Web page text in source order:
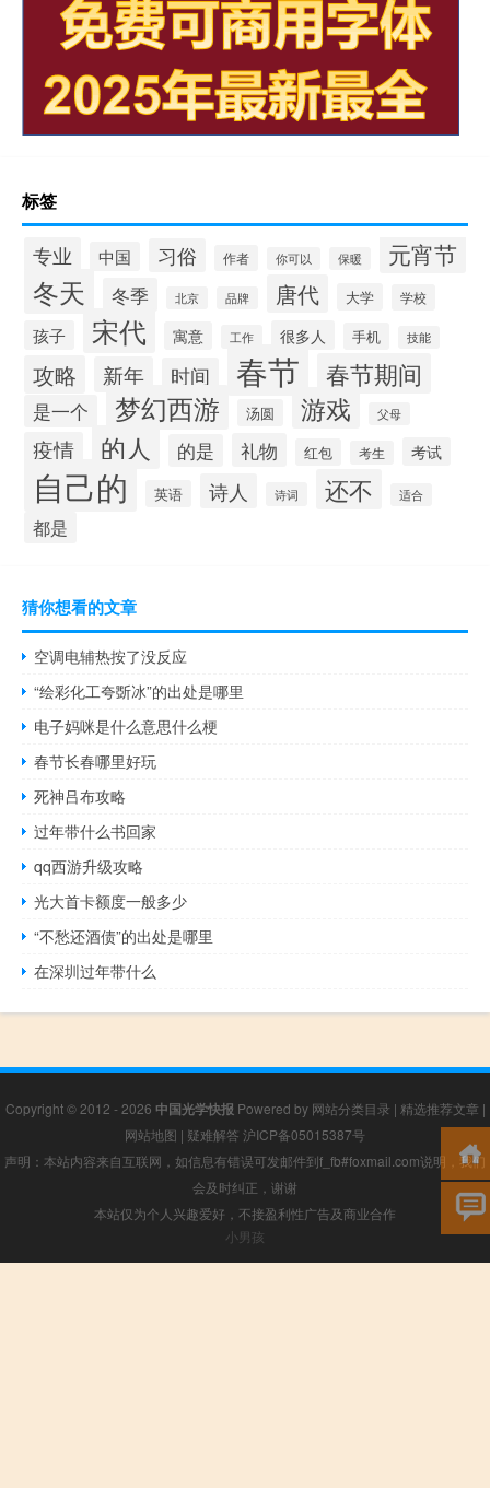
标签
专业 中国 习俗 作者 你可以 保暖 元宵节
冬天 冬季 北京 品牌 唐代 大学 学校
孩子 宋代 寓意 工作 很多人 手机 技能
攻略 新年 时间 春节 春节期间
是一个 梦幻西游 汤圆 游戏 父母
疫情 的人 的是 礼物 红包 考生 考试
自己的 英语 诗人 诗词 还不 适合
都是
猜你想看的文章
空调电辅热按了没反应
“绘彩化工夸斲冰”的出处是哪里
电子妈咪是什么意思什么梗
春节长春哪里好玩
死神吕布攻略
过年带什么书回家
qq西游升级攻略
光大首卡额度一般多少
“不愁还酒债”的出处是哪里
在深圳过年带什么
Copyright © 2012 - 2026 中国光学快报 Powered by 网站分类目录 | 精选推荐文章 |
网站地图 | 疑难解答 沪ICP备05015387号
声明：本站内容来自互联网，如信息有错误可发邮件到f_fb#foxmail.com说明，我们
会及时纠正，谢谢
本站仅为个人兴趣爱好，不接盈利性广告及商业合作
小男孩